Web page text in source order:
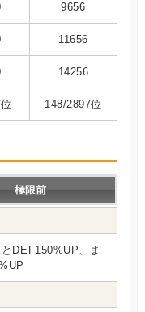
9656
11656
14256
148/2897位
極限前
DEF150%UP、ま